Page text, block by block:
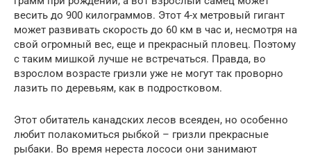
весить до 900 килограммов. Этот 4-х метровый гигант
может развивать скорость до 60 км в час и, несмотря на
свой огромный вес, еще и прекрасный пловец. Поэтому
с таким мишкой лучше не встречаться. Правда, во
взрослом возрасте гризли уже не могут так проворно
лазить по деревьям, как в подростковом.
Этот обитатель канадских лесов всеяден, но особенно
любит полакомиться рыбкой – гризли прекрасные
рыбаки. Во время нереста лососи они занимают